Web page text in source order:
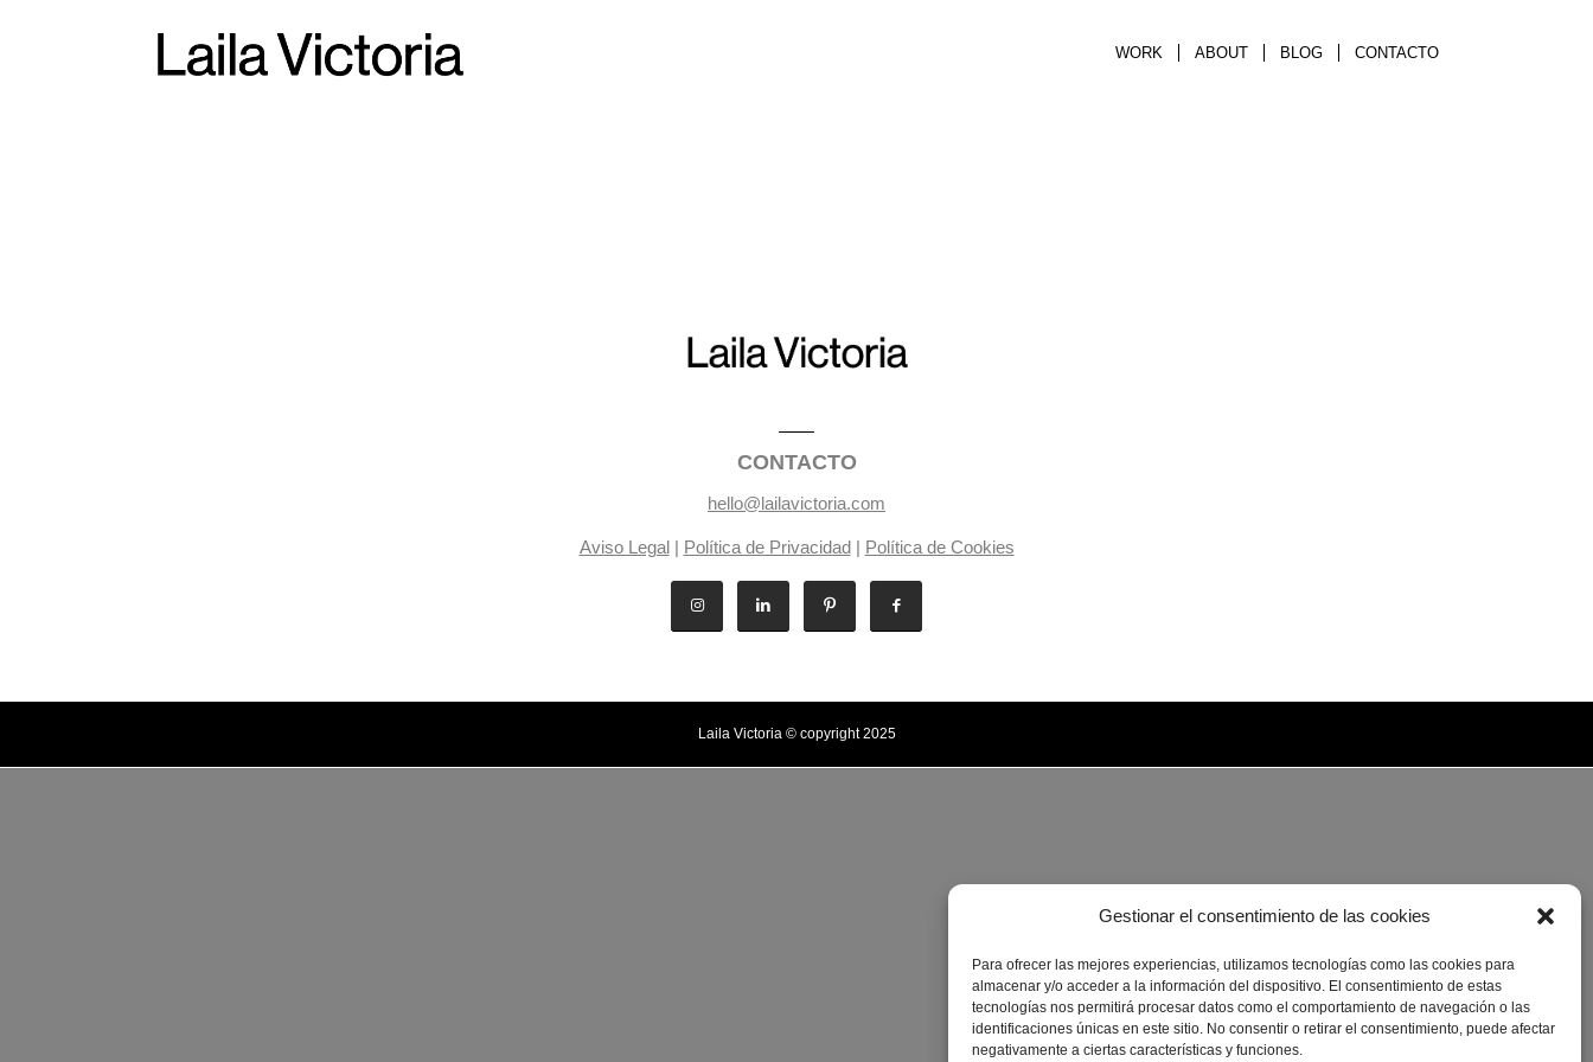
Gestionar el consentimiento de las cookies
Para ofrecer las mejores experiencias, utilizamos tecnologías como las cookies para
almacenar y/o acceder a la información del dispositivo. El consentimiento de estas
tecnologías nos permitirá procesar datos como el comportamiento de navegación o las
identificaciones únicas en este sitio. No consentir o retirar el consentimiento, puede afectar
negativamente a ciertas características y funciones.
WORK ABOUT BLOG CONTACTO
CONTACTO
hello@lailavictoria.com
Aviso Legal| Política de Privacidad| Política de Cookies
Laila Victoria © copyright 2025